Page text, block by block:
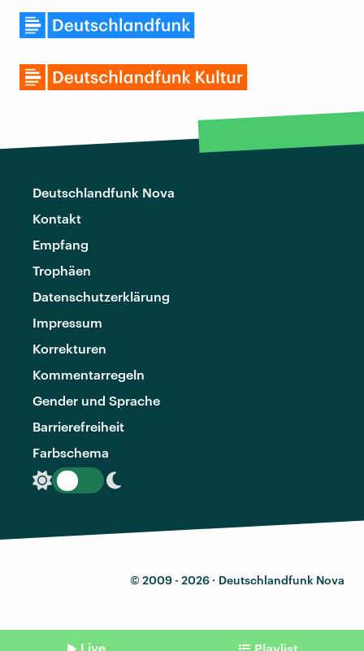
Deutschlandfunk Nova
Kontakt
Empfang
Trophäen
Datenschutzerklärung
Impressum
Korrekturen
Kommentarregeln
Gender und Sprache
Barrierefreiheit
Farbschema
© 2009 - 2026 · Deutschlandfunk Nova
Live